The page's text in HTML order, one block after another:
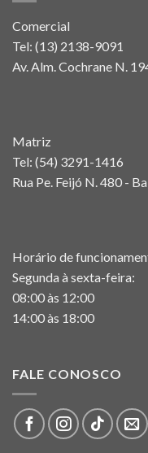
Comercial
Tel: (13) 2138-9091
Av. Alm. Cochrane N.
Matriz
Tel: (54) 3291-1416
Rua Pe. Feijó N. 480 -
Horário de
Segunda à sexta-feira:
08:00 às 12:00
14:00 às 18:00
FALE CONOSCO